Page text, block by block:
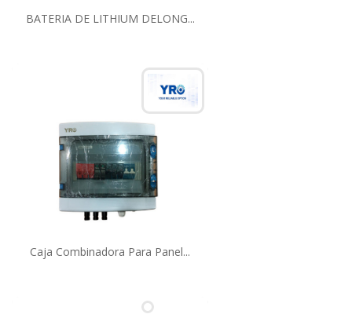
BATERIA DE LITHIUM DELONG...
Caja Combinadora Para Panel...